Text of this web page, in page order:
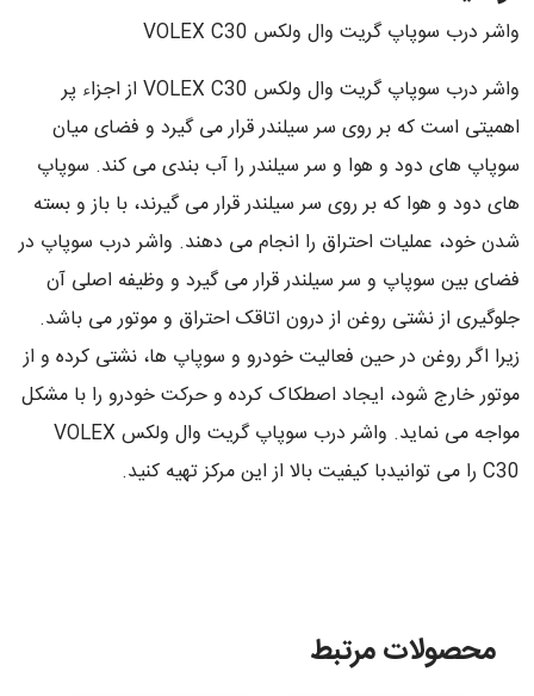
واشر درب سوپاپ گریت وال ولکس VOLEX C30
واشر درب سوپاپ گریت وال ولکس VOLEX C30 از اجزاء پر
اهمیتی است که بر روی سر سیلندر قرار می گیرد و فضای میان
سوپاپ های دود و هوا و سر سیلندر را آب بندی می کند. سوپاپ
های دود و هوا که بر روی سر سیلندر قرار می گیرند، با باز و بسته
شدن خود، عملیات احتراق را انجام می دهند. واشر درب سوپاپ در
فضای بین سوپاپ و سر سیلندر قرار می گیرد و وظیفه اصلی آن
جلوگیری از نشتی روغن از درون اتاقک احتراق و موتور می باشد.
زیرا اگر روغن در حین فعالیت خودرو و سوپاپ ها، نشتی کرده و از
موتور خارج شود، ایجاد اصطکاک کرده و حرکت خودرو را با مشکل
مواجه می نماید. واشر درب سوپاپ گریت وال ولکس VOLEX
C30 را می توانیدبا کیفیت بالا از این مرکز تهیه کنید.
محصولات مرتبط